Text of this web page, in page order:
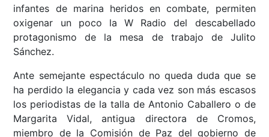
infantes de marina heridos en combate, permiten
oxigenar un poco la W Radio del descabellado
protagonismo de la mesa de trabajo de Julito
Sánchez.
Ante semejante espectáculo no queda duda que se
ha perdido la elegancia y cada vez son más escasos
los periodistas de la talla de Antonio Caballero o de
Margarita Vidal, antigua directora de Cromos,
miembro de la Comisión de Paz del gobierno de